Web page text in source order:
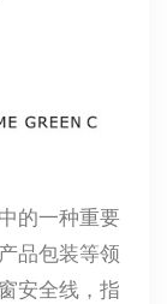
的一种重要
品包装等领
安全线，指